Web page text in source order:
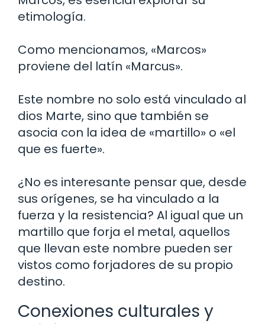
etimología.
Como mencionamos, «Marcos»
proviene del latín «Marcus».
Este nombre no solo está vinculado al
dios Marte, sino que también se
asocia con la idea de «martillo» o «el
que es fuerte».
¿No es interesante pensar que, desde
sus orígenes, se ha vinculado a la
fuerza y la resistencia? Al igual que un
martillo que forja el metal, aquellos
que llevan este nombre pueden ser
vistos como forjadores de su propio
destino.
Conexiones culturales y